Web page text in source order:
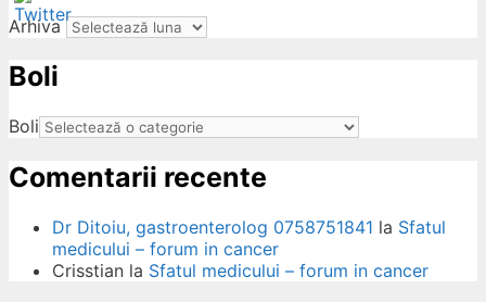
Arhiva
Boli
Boli
Comentarii recente
Dr Ditoiu, gastroenterolog 0758751841 la Sfatul
medicului – forum in cancer
Crisstian la Sfatul medicului – forum in cancer